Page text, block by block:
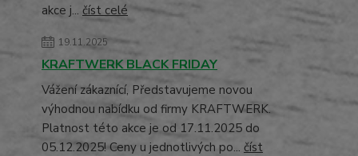
akce j... číst celé
19.11.2025
KRAFTWERK BLACK FRIDAY
Vážení zákaznící, Představujeme novou
výhodnou nabídku od firmy KRAFTWERK.
Platnost této akce je od 17.11.2025 do
05.12.2025! Ceny u jednotlivých po... číst